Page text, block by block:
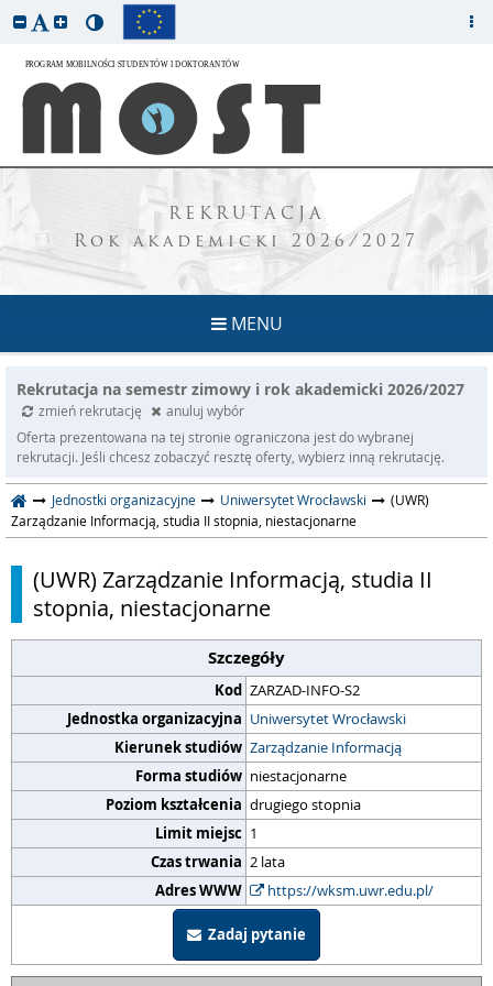
REKRUTACJA
Rok akademicki 2026/2027
MENU
Rekrutacja na semestr zimowy i rok akademicki 2026/2027
zmień rekrutację
anuluj wybór
Oferta prezentowana na tej stronie ograniczona jest do wybranej
rekrutacji. Jeśli chcesz zobaczyć resztę oferty, wybierz inną rekrutację.
Jednostki organizacyjne Uniwersytet Wrocławski
(UWR)
Zarządzanie Informacją, studia II stopnia, niestacjonarne
(UWR) Zarządzanie Informacją, studia II
stopnia, niestacjonarne
Szczegóły
Kod ZARZAD-INFO-S2
Jednostka organizacyjna Uniwersytet Wrocławski
Kierunek studiów Zarządzanie Informacją
Forma studiów niestacjonarne
Poziom kształcenia drugiego stopnia
Limit miejsc 1
Czas trwania 2 lata
Adres WWW
https://wksm.uwr.edu.pl/
Zadaj pytanie